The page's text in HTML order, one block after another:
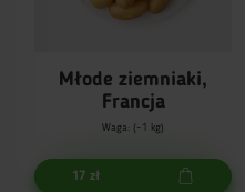
Młode ziemniaki,
Francja
Waga: (~1 kg)
17 zł